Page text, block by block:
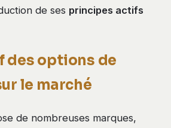
de ses principes actifs
des options de
le marché
de nombreuses marques,